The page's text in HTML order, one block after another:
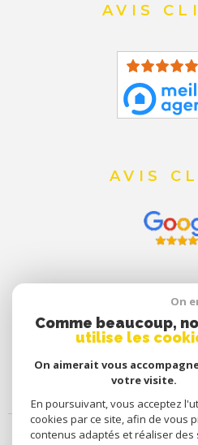
AVIS
AVIS
On
Comme beaucoup,
utilise les
On aimerait vous
votre visite.
En poursuivant, vous acceptez
cookies par ce site, afin de vous
contenus adaptés et réaliser des